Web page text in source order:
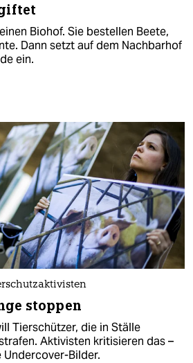
Biohof. Sie bestellen Beete,
Dann setzt auf dem Nachbarhof
ein.
stoppen
Tierschützer, die in Ställe
Aktivisten kritisieren das –
Bilder.